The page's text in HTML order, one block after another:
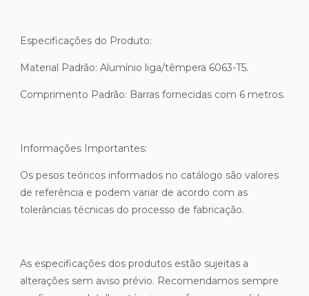
Especificações do Produto:
Material Padrão: Alumínio liga/têmpera 6063-T5.
Comprimento Padrão: Barras fornecidas com 6 metros.
Informações Importantes:
Os pesos teóricos informados no catálogo são valores
de referência e podem variar de acordo com as
tolerâncias técnicas do processo de fabricação.
As especificações dos produtos estão sujeitas a
alterações sem aviso prévio. Recomendamos sempre